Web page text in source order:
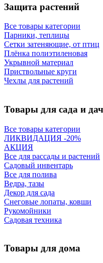
Защита растений
Все товары категории
Парники, теплицы
Сетки затеняющие, от птиц
Плёнка полиэтиленовая
Укрывной материал
Приствольные круги
Чехлы для растений
Товары для сада и
Все товары категории
ЛИКВИДАЦИЯ -20%
АКЦИЯ
Все для рассады и растений
Садовый инвентарь
Все для полива
Ведра, тазы
Декор для сада
Снеговые лопаты, ковши
Рукомойники
Садовая техника
Товары для дома